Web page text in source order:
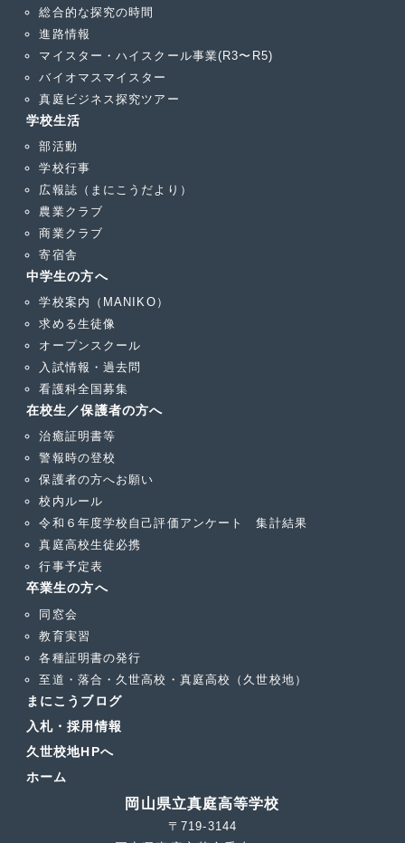
総合的な探究の時間
進路情報
マイスター・ハイスクール事業(R3〜R5)
バイオマスマイスター
真庭ビジネス探究ツアー
学校生活
部活動
学校行事
広報誌（まにこうだより）
農業クラブ
商業クラブ
寄宿舎
中学生の方へ
学校案内（MANIKO）
求める生徒像
オープンスクール
入試情報・過去問
看護科全国募集
在校生／保護者の方へ
治癒証明書等
警報時の登校
保護者の方へお願い
校内ルール
令和６年度学校自己評価アンケート 集計結果
真庭高校生徒必携
行事予定表
卒業生の方へ
同窓会
教育実習
各種証明書の発行
至道・落合・久世高校・真庭高校（久世校地）
まにこうブログ
入札・採用情報
久世校地HPへ
ホーム
岡山県立真庭高等学校
〒719-3144